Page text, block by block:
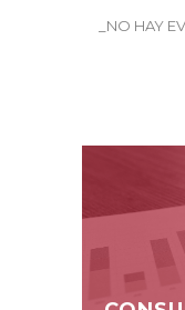
_NO HAY